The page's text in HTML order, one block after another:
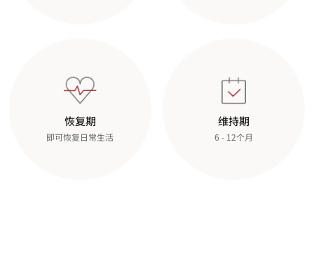
恢复期
即可恢复日常生活
维持期
6 - 12个月